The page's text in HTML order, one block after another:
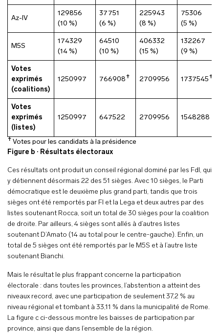
Az-IV
129856
(10 %)
37751
(6 %)
225943
(8 %)
75306
(5 %)
M5S
174329
(14 %)
64510
(10 %)
406332
(15 %)
132267
(9 %)
Votes
exprimés
(coalitions)
1250997 766908✝ 2709956 1737545✝
Votes
exprimés
(listes)
1250997 647522 2709956 1548288
✝ Votes pour les candidats à la présidence
Figure b · Résultats électoraux
Ces résultats ont produit un conseil régional dominé par les FdI, qui
y détiennent désormais 22 des 51 sièges. Avec 10 sièges, le Parti
démocratique est le deuxième plus grand parti, tandis que trois
sièges ont été remportés par FI et la Lega et deux autres par des
listes soutenant Rocca, soit un total de 30 sièges pour la coalition
de droite. Par ailleurs, 4 sièges sont allés à d’autres listes
soutenant D’Amato (14 au total pour le centre-gauche). Enfin, un
total de 5 sièges ont été remportés par le M5S et à l’autre liste
soutenant Bianchi.
Mais le résultat le plus frappant concerne la participation
électorale : dans toutes les provinces, l’abstention a atteint des
niveaux record, avec une participation de seulement 37,2 % au
niveau régional et tombant à 33,11 % dans la municipalité de Rome.
La figure c ci-dessous montre les baisses de participation par
province, ainsi que dans l’ensemble de la région.